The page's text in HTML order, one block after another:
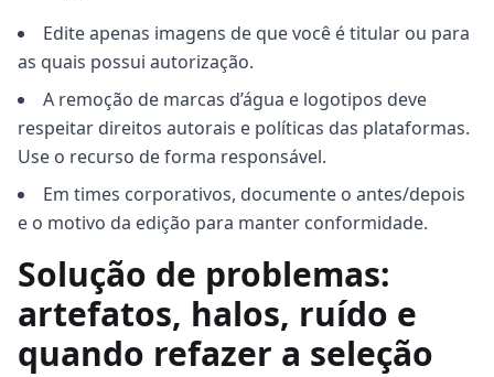
Edite apenas imagens de que você é titular ou para
as quais possui autorização.
A remoção de marcas d’água e logotipos deve
respeitar direitos autorais e políticas das plataformas.
Use o recurso de forma responsável.
Em times corporativos, documente o antes/depois
e o motivo da edição para manter conformidade.
Solução de problemas:
artefatos, halos, ruído e
quando refazer a seleção